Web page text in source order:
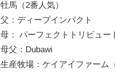
牡馬（2番人気）
父：ディープインパクト
母：
パーフェクトトリビュー
母父：Dubawi
生産牧場：ケイアイファーム